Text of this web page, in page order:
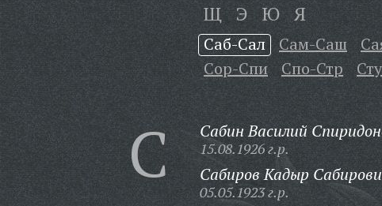
Щ Э Ю Я
Саб-Сал Сам-Саш
Сор-Спи
Спо-Стр
С Сабин Василий
15.08.1926 г.р.
Сабиров Кадыр
05.05.1923 г.р.